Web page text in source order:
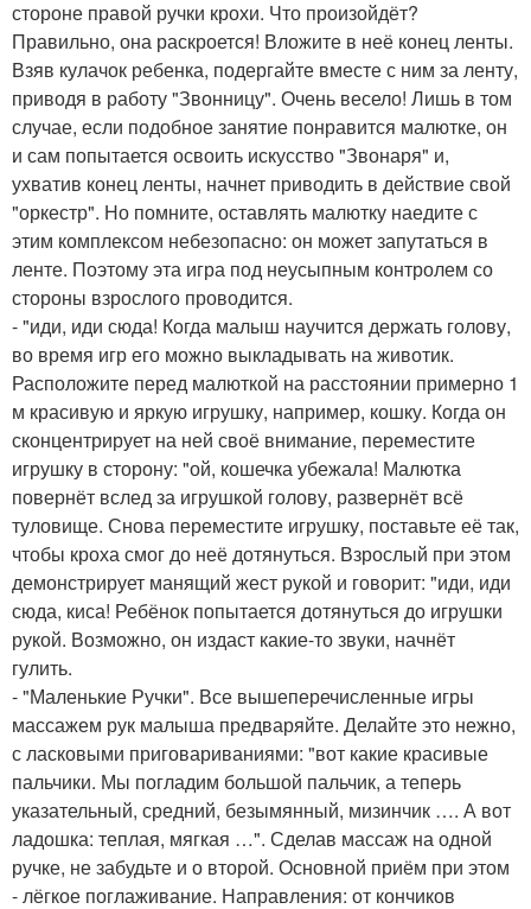
стороне правой ручки крохи. Что произойдёт?
Правильно, она раскроется! Вложите в неё конец ленты.
Взяв кулачок ребенка, подергайте вместе с ним за ленту,
приводя в работу "Звонницу". Очень весело! Лишь в том
случае, если подобное занятие понравится малютке, он
и сам попытается освоить искусство "Звонаря" и,
ухватив конец ленты, начнет приводить в действие свой
"оркестр". Но помните, оставлять малютку наедите с
этим комплексом небезопасно: он может запутаться в
ленте. Поэтому эта игра под неусыпным контролем со
стороны взрослого проводится.
- "иди, иди сюда! Когда малыш научится держать голову,
во время игр его можно выкладывать на животик.
Расположите перед малюткой на расстоянии примерно 1
м красивую и яркую игрушку, например, кошку. Когда он
сконцентрирует на ней своё внимание, переместите
игрушку в сторону: "ой, кошечка убежала! Малютка
повернёт вслед за игрушкой голову, развернёт всё
туловище. Снова переместите игрушку, поставьте её так,
чтобы кроха смог до неё дотянуться. Взрослый при этом
демонстрирует манящий жест рукой и говорит: "иди, иди
сюда, киса! Ребёнок попытается дотянуться до игрушки
рукой. Возможно, он издаст какие-то звуки, начнёт
гулить.
- "Маленькие Ручки". Все вышеперечисленные игры
массажем рук малыша предваряйте. Делайте это нежно,
с ласковыми приговариваниями: "вот какие красивые
пальчики. Мы погладим большой пальчик, а теперь
указательный, средний, безымянный, мизинчик …. А вот
ладошка: теплая, мягкая …". Сделав массаж на одной
ручке, не забудьте и о второй. Основной приём при этом
- лёгкое поглаживание. Направления: от кончиков